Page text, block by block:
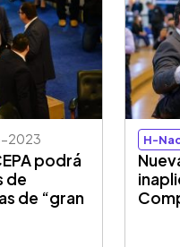
2023
podrá
de
de “gran
H-